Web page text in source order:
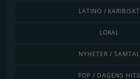
LATINO / KARIBISKT
LOKAL
NYHETER / SAMTAL
POP / DAGENS HITS